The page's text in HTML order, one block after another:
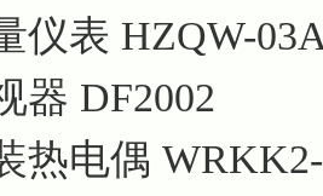
仪表 HZQW-
器 DF2002
热电偶